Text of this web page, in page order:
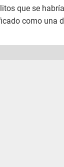
que se
como una